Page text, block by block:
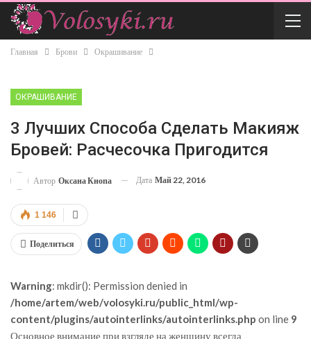
Главная Брови Окрашивание
ОКРАШИВАНИЕ
3 Лучших Способа Сделать Макияж
Бровей: Расчесочка Пригодится
Автор Оксана Кнопа Дата Май 22, 2016
1 146
Поделиться
Warning: mkdir(): Permission denied in
/home/artem/web/volosyki.ru/public_html/wp-
content/plugins/autointerlinks/autointerlinks.php on line 9
Основное внимание при взгляде на женщину всегда